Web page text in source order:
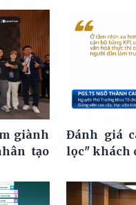
giành
tạo
Đánh giá
lọc" khách